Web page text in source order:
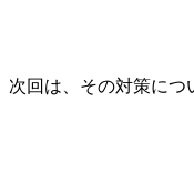
次回は、その対策につ